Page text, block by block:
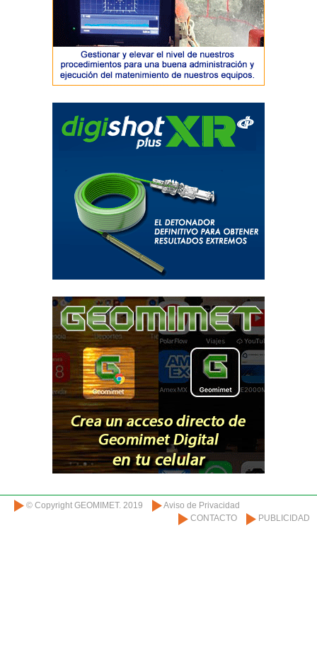
© Copyright GEOMIMET. 2019
Aviso de Privacidad
CONTACTO
PUBLICIDAD